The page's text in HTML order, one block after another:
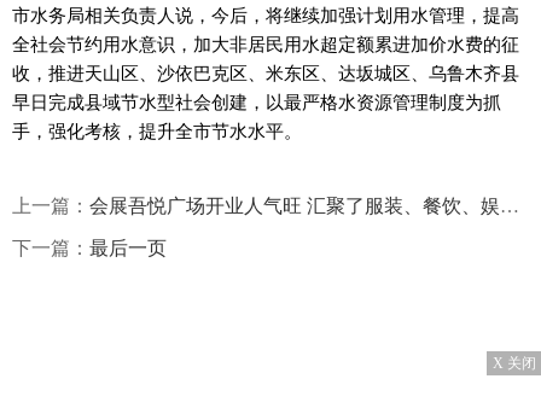
市水务局相关负责人说，今后，将继续加强计划用水管理，提高
全社会节约用水意识，加大非居民用水超定额累进加价水费的征
收，推进天山区、沙依巴克区、米东区、达坂城区、乌鲁木齐县
早日完成县域节水型社会创建，以最严格水资源管理制度为抓
手，强化考核，提升全市节水水平。
上一篇： 会展吾悦广场开业人气旺 汇聚了服装、餐饮、娱乐等320多家优质品牌
下一篇： 最后一页
X 关闭